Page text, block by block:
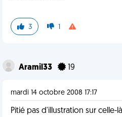
3 1
Aramil33 19
mardi 14 octobre 2008 17:17
Pitié pas d'illustration sur celle-